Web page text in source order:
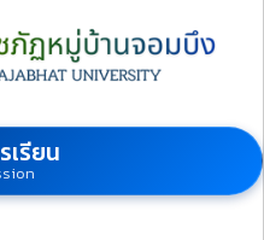
เรียน